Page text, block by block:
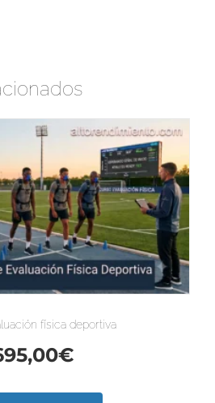
física deportiva
€